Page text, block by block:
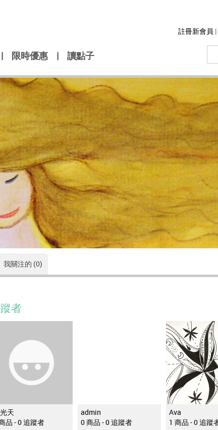
註冊新會員 |
| 限時優惠 | 讀點子
我關注的 (0)
者
天
品 -0追蹤者
admin
0 商品 -0追蹤者
Ava
1 商品 -0追蹤